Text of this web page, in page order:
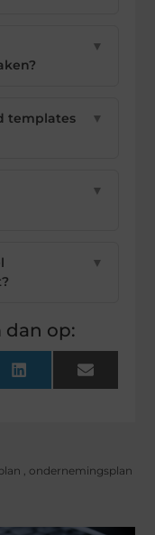
▼
templates
▼
▼
▼
dan op:
LinkedIn Email
ondernemingsplan